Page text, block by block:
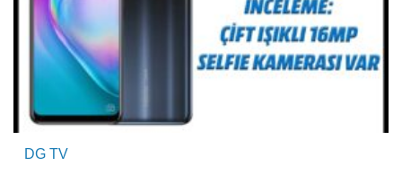
DG TV